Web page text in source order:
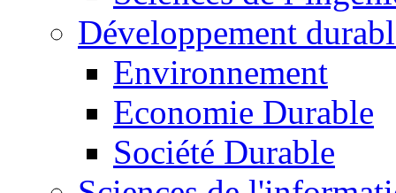
Développement
Environnement
Economie Durable
Société Durable